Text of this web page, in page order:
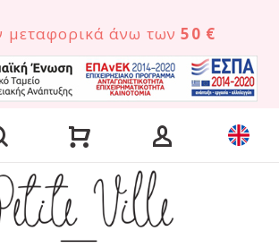
μεταφορικά άνω των50 €